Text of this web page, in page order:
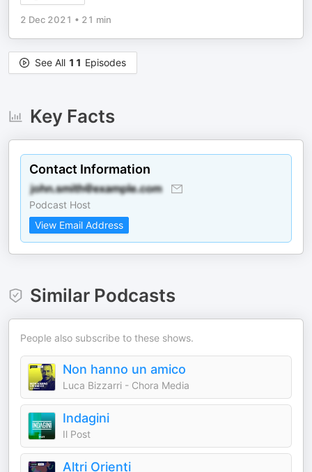
2 Dec 2021 • 21 min
See All 11 Episodes
Key Facts
Contact Information
Podcast Host
View Email Address
Similar Podcasts
People also subscribe to these shows.
Non hanno un amico
Luca Bizzarri - Chora Media
Indagini
Il Post
Altri Orienti